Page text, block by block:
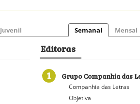
Semanal Mensal
Editoras
1 Grupo Companhia das
Companhia das Letras
Objetiva